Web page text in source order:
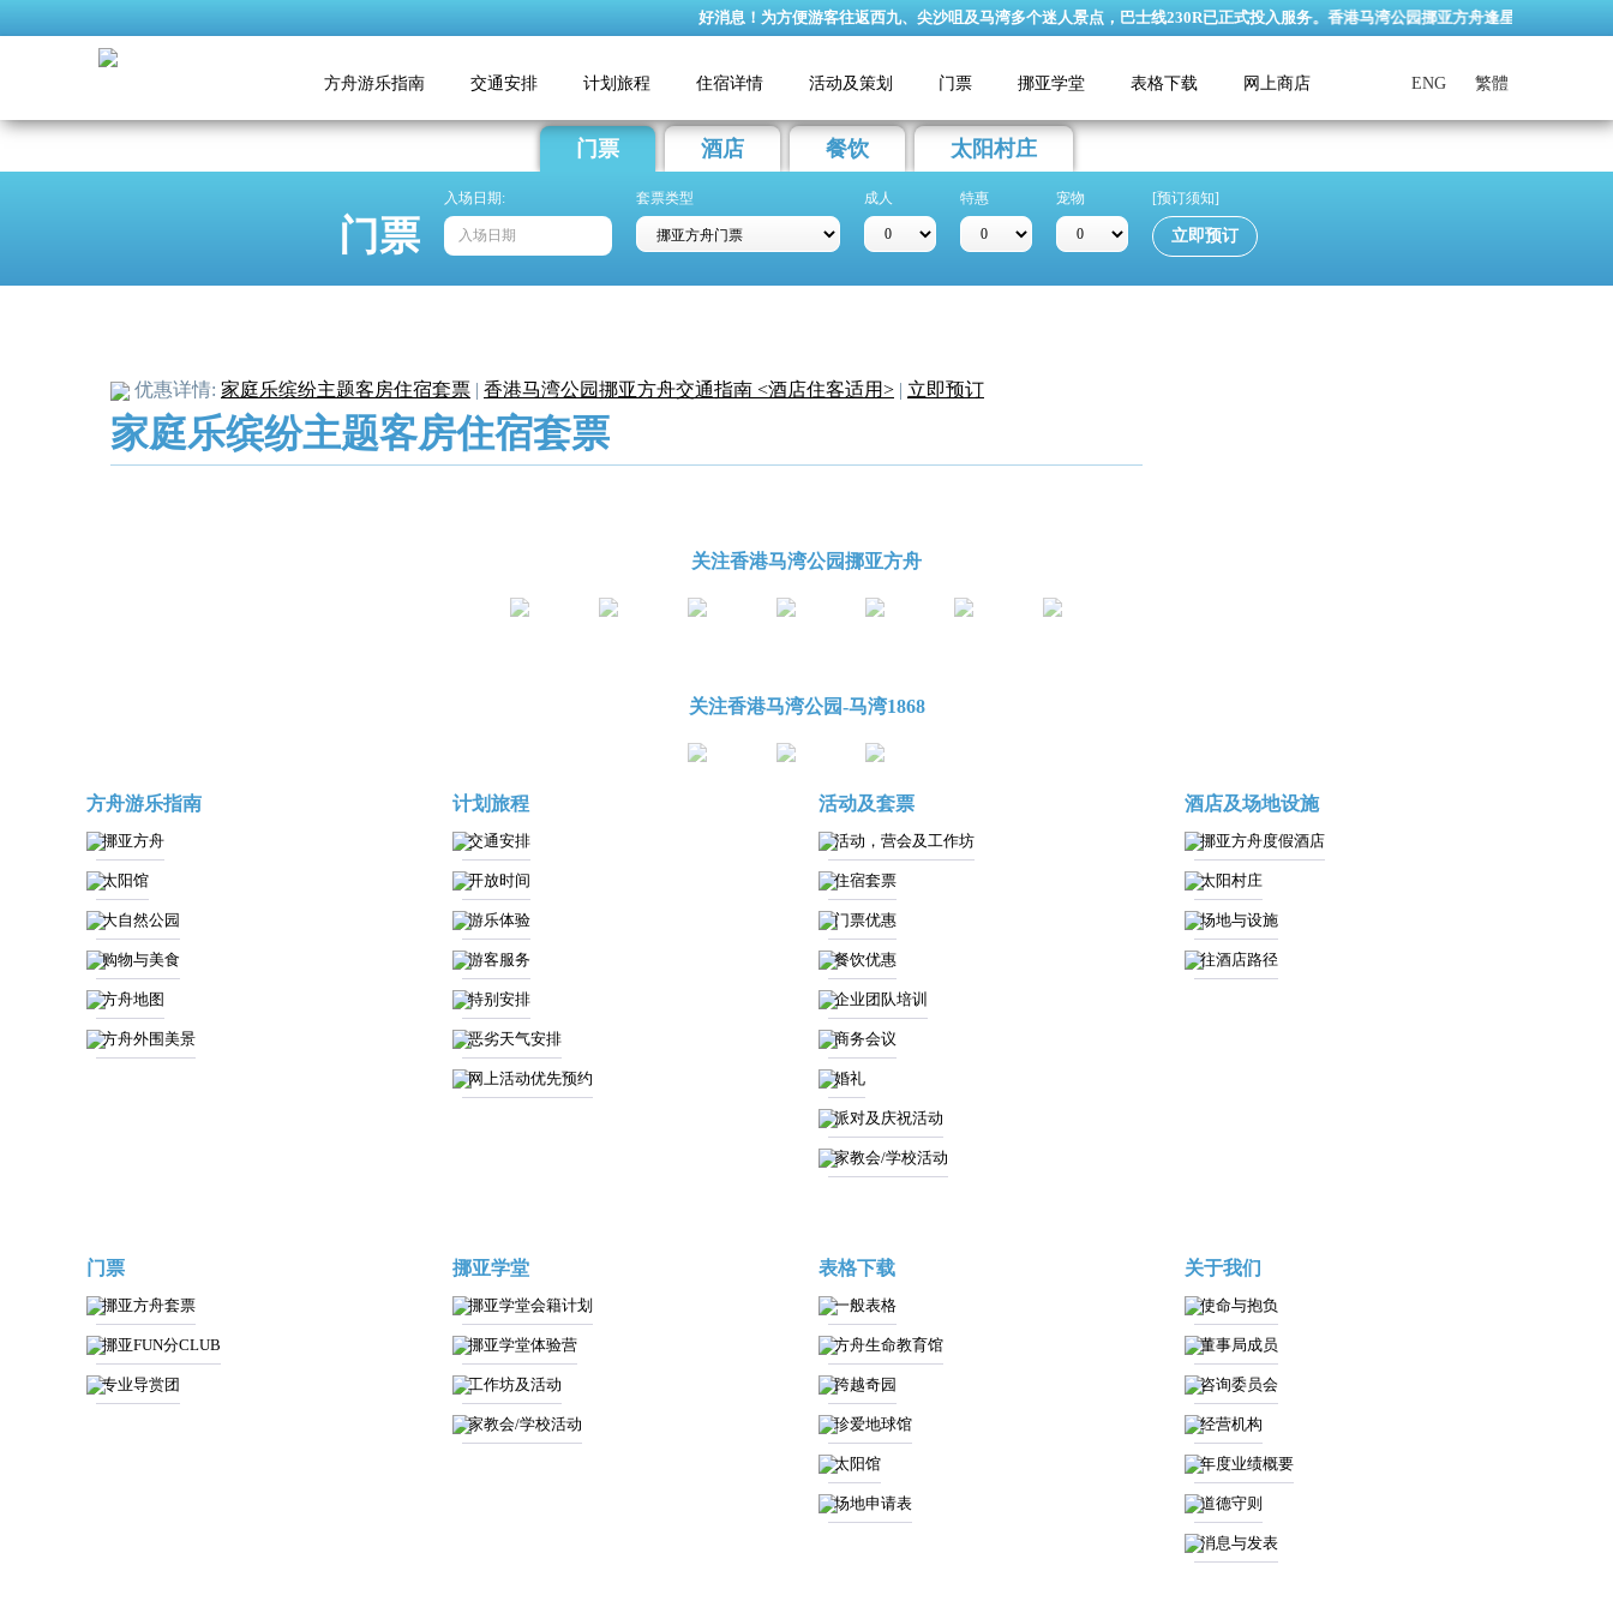
好消息！为方便游客往返西九、尖沙咀及马湾多个迷人景点，巴士线230R已正式投入服务。香港马湾公园挪亚方舟逢星期三休园 (公众
方舟游乐指南 交通安排 计划旅程 住宿详情 活动及策划 门票 挪亚学堂 表格下载 网上商店 ENG 繁體
门票 酒店 餐饮 太阳村庄
门票
入场日期: 套票类型 成人 特惠 宠物 [预订须知]
家庭乐缤纷主题客房住宿套票
优惠详情: 家庭乐缤纷主题客房住宿套票 | 香港马湾公园挪亚方舟交通指南 <酒店住客适用> | 立即预订
关注香港马湾公园挪亚方舟
关注香港马湾公园-马湾1868
方舟游乐指南
挪亚方舟
太阳馆
大自然公园
购物与美食
方舟地图
方舟外围美景
计划旅程
交通安排
开放时间
游乐体验
游客服务
特别安排
恶劣天气安排
网上活动优先预约
活动及套票
活动，营会及工作坊
住宿套票
门票优惠
餐饮优惠
企业团队培训
商务会议
婚礼
派对及庆祝活动
家教会/学校活动
酒店及场地设施
挪亚方舟度假酒店
太阳村庄
场地与设施
往酒店路径
门票
挪亚方舟套票
挪亚FUN分CLUB
专业导赏团
挪亚学堂
挪亚学堂会籍计划
挪亚学堂体验营
工作坊及活动
家教会/学校活动
表格下载
一般表格
方舟生命教育馆
跨越奇园
珍爱地球馆
太阳馆
场地申请表
关于我们
使命与抱负
董事局成员
咨询委员会
经营机构
年度业绩概要
道德守则
消息与发表